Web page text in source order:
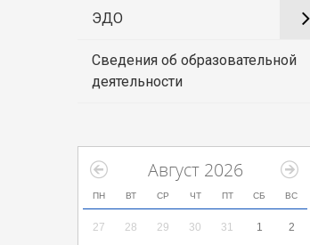
ЭДО
Сведения об образовательной
деятельности
Август 2026
ПН ВТ СР ЧТ ПТ СБ ВС
27 28 29 30 31 1 2